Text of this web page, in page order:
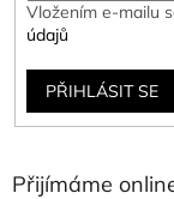
Vložením e-mailu
údajů
PŘIHLÁSIT SE
Přijímáme